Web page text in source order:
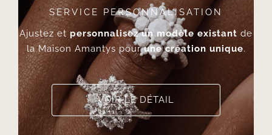
SERVICE PERSONNALISATION
Ajustez et personnalisez un modèle existant de
la Maison Amantys pourune création unique.
VOIR LE DÉTAIL